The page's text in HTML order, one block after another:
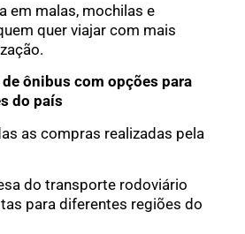
em malas, mochilas e
quer viajar com mais
ônibus com opções para
do país
as compras realizadas pela
do transporte rodoviário
para diferentes regiões do